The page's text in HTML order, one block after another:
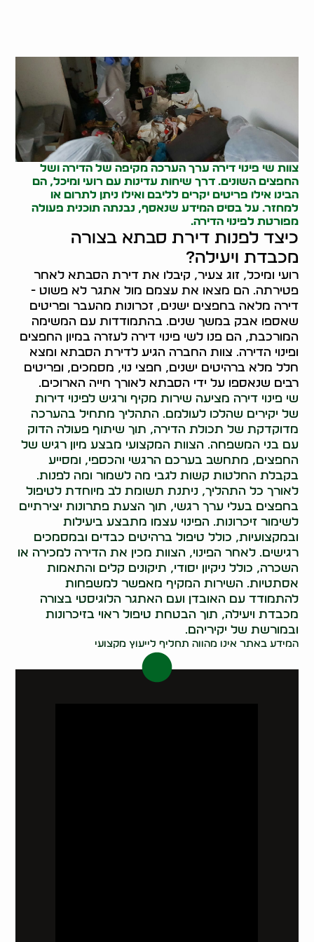
צוות שי פינוי דירה ערך הערכה מקיפה של הדירה ושל
החפצים השונים. דרך שיחות עדינות עם רועי ומיכל, הם
הבינו אילו פריטים יקרים לליבם ואילו ניתן לתרום או
למחזר. על בסיס המידע שנאסף, נבנתה תוכנית פעולה
מפורטת לפינוי הדירה.
כיצד לפנות דירת סבתא בצורה
מכבדת ויעילה?
רועי ומיכל, זוג צעיר, קיבלו את דירת הסבתא לאחר
פטירתה. הם מצאו את עצמם מול אתגר לא פשוט -
דירה מלאה בחפצים ישנים, זכרונות מהעבר ופריטים
שאספו אבק במשך שנים. בהתמודדות עם המשימה
המורכבת, הם פנו לשי פינוי דירה לעזרה במיון החפצים
ופינוי הדירה. צוות החברה הגיע לדירת הסבתא ומצא
חלל מלא ברהיטים ישנים, חפצי נוי, מסמכים, ופריטים
רבים שנאספו על ידי הסבתא לאורך חייה הארוכים.
שי פינוי דירה מציעה שירות מקיף ורגיש לפינוי דירות
של יקירים שהלכו לעולמם. התהליך מתחיל בהערכה
מדוקדקת של תכולת הדירה, תוך שיתוף פעולה הדוק
עם בני המשפחה. הצוות המקצועי מבצע מיון רגיש של
החפצים, מתחשב בערכם הרגשי והכספי, ומסייע
בקבלת החלטות קשות לגבי מה לשמור ומה לפנות.
לאורך כל התהליך, ניתנת תשומת לב מיוחדת לטיפול
בחפצים בעלי ערך רגשי, תוך הצעת פתרונות יצירתיים
לשימור זיכרונות. הפינוי עצמו מתבצע ביעילות
ובמקצועיות, כולל טיפול ברהיטים כבדים ובמסמכים
רגישים. לאחר הפינוי, הצוות מכין את הדירה למכירה או
השכרה, כולל ניקיון יסודי, תיקונים קלים והתאמות
אסתטיות. השירות המקיף מאפשר למשפחות
להתמודד עם האובדן ועם האתגר הלוגיסטי בצורה
מכבדת ויעילה, תוך הבטחת טיפול ראוי בזיכרונות
ובמורשת של יקיריהם.
המידע באתר אינו מהווה תחליף לייעוץ מקצועי